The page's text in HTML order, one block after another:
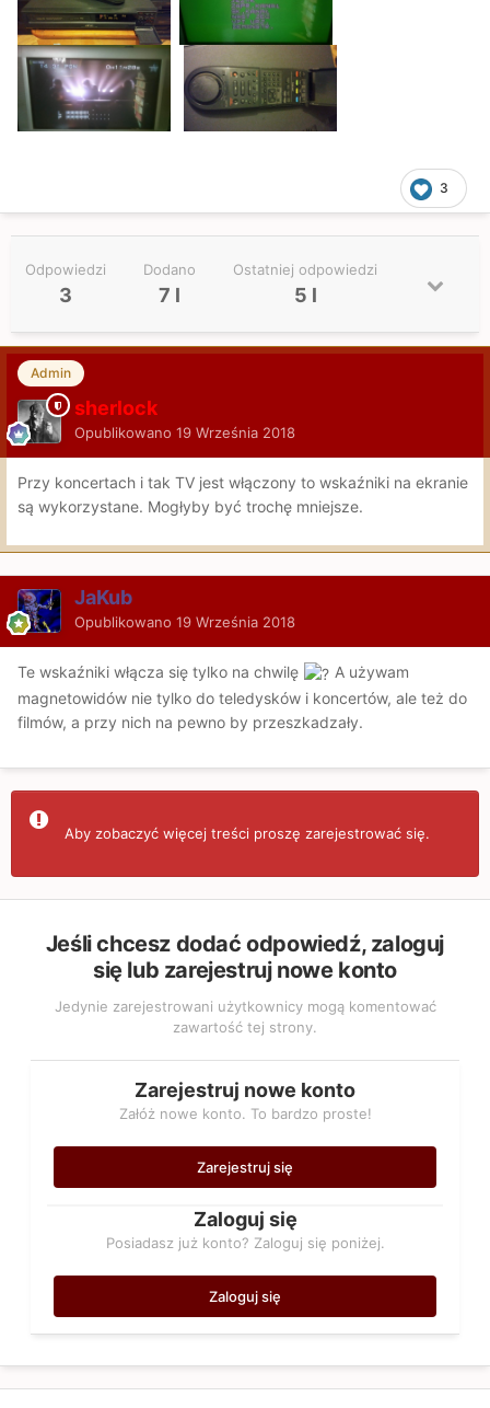
3
Odpowiedzi
3
Dodano
7 l
Ostatniej odpowiedzi
5 l
Admin
sherlock
Opublikowano 19 Września 2018
Przy koncertach i tak TV jest włączony to wskaźniki na ekranie
są wykorzystane. Mogłyby być trochę mniejsze.
JaKub
Opublikowano 19 Września 2018
Te wskaźniki włącza się tylko na chwilę
A używam
magnetowidów nie tylko do teledysków i koncertów, ale też do
filmów, a przy nich na pewno by przeszkadzały.
Aby zobaczyć więcej treści proszę zarejestrować się.
Jeśli chcesz dodać odpowiedź, zaloguj
się lub zarejestruj nowe konto
Jedynie zarejestrowani użytkownicy mogą komentować
zawartość tej strony.
Zarejestruj nowe konto
Załóż nowe konto. To bardzo proste!
Zarejestruj się
Zaloguj się
Posiadasz już konto? Zaloguj się poniżej.
Zaloguj się